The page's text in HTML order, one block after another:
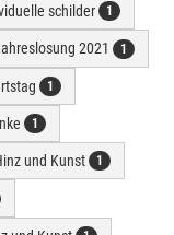
schilder 1
2021 1
1
1
und Kunst 1